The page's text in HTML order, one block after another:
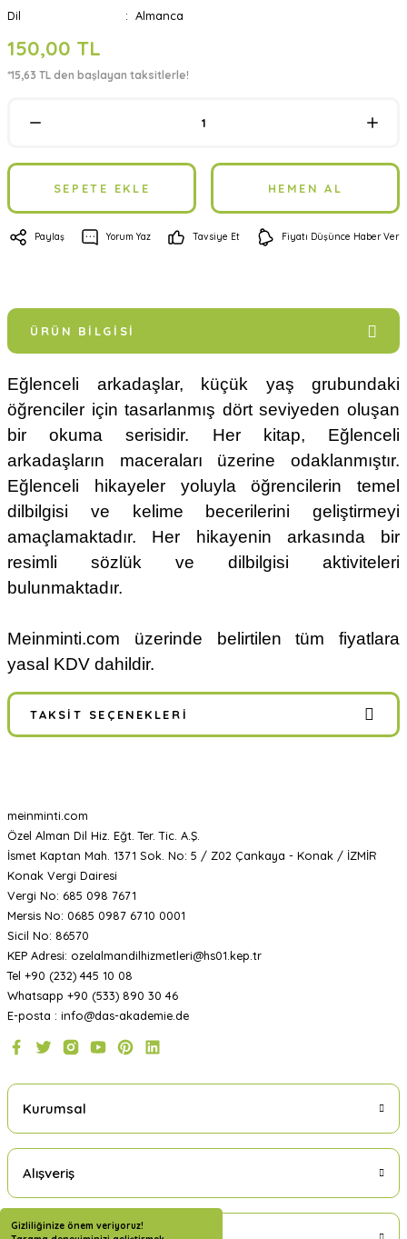
Gizliliğinize önem veriyoruz!
Dil
Almanca
150,00 TL
*15,63 TL den başlayan taksitlerle!
SEPETE EKLE HEMEN AL
Paylaş Yorum Yaz Tavsiye Et Fiyatı Düşünce Haber Ver
ÜRÜN BILGISI
Eğlenceli arkadaşlar, küçük yaş grubundaki
öğrenciler için tasarlanmış dört seviyeden oluşan
bir okuma serisidir. Her kitap, Eğlenceli
arkadaşların maceraları üzerine odaklanmıştır.
Eğlenceli hikayeler yoluyla öğrencilerin temel
dilbilgisi ve kelime becerilerini geliştirmeyi
amaçlamaktadır. Her hikayenin arkasında bir
resimli sözlük ve dilbilgisi aktiviteleri
bulunmaktadır.
Meinminti.com üzerinde belirtilen tüm fiyatlara
yasal KDV dahildir.
TAKSIT SEÇENEKLERI
meinminti.com
Özel Alman Dil Hiz. Eğt. Ter. Tic. A.Ş.
İsmet Kaptan Mah. 1371 Sok. No: 5 / Z02 Çankaya - Konak / İZMİR
Konak Vergi Dairesi
Vergi No: 685 098 7671
Mersis No: 0685 0987 6710 0001
Sicil No: 86570
KEP Adresi: ozelalmandilhizmetleri@hs01.kep.tr
Tel +90 (232) 445 10 08
Whatsapp +90 (533) 890 30 46
E-posta : info@das-akademie.de
Kurumsal
Alışveriş